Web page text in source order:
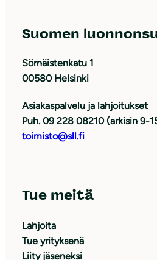
Suomen
Sörnäistenkatu 1
00580 Helsinki
Asiakaspalvelu ja lahjoitukset
Puh. 09 228 08210 (arkisin 9-
toimisto@sll.fi
Tue meitä
Lahjoita
Tue yrityksenä
Liity jäseneksi